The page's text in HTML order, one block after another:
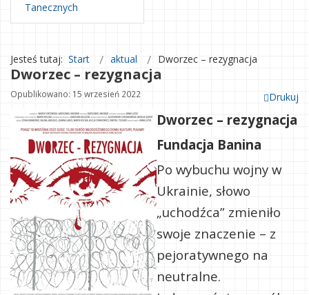
Tanecznych
Jesteś tutaj: Start aktual Dworzec – rezygnacja
Dworzec – rezygnacja
Drukuj
Opublikowano: 15 wrzesień 2022
Dworzec – rezygnacja
Fundacja Banina
Po wybuchu wojny w
Ukrainie, słowo
„uchodźca” zmieniło
swoje znaczenie – z
pejoratywnego na
neutralne.